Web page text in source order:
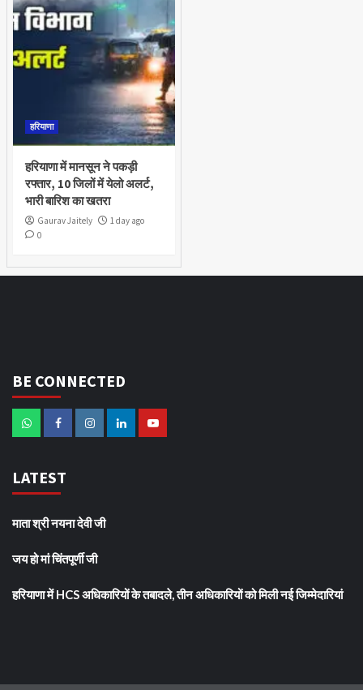
हरियाणा
हरियाणा में मानसून ने पकड़ी
रफ्तार, 10 जिलों में येलो अलर्ट,
भारी बारिश का खतरा
Gaurav Jaitely
1 day ago
0
BE CONNECTED
LATEST
माता श्री नयना देवी जी
जय हो मां चिंतपूर्णी जी
हरियाणा में HCS अधिकारियों के तबादले, तीन अधिकारियों को मिली नई जिम्मेदारियां